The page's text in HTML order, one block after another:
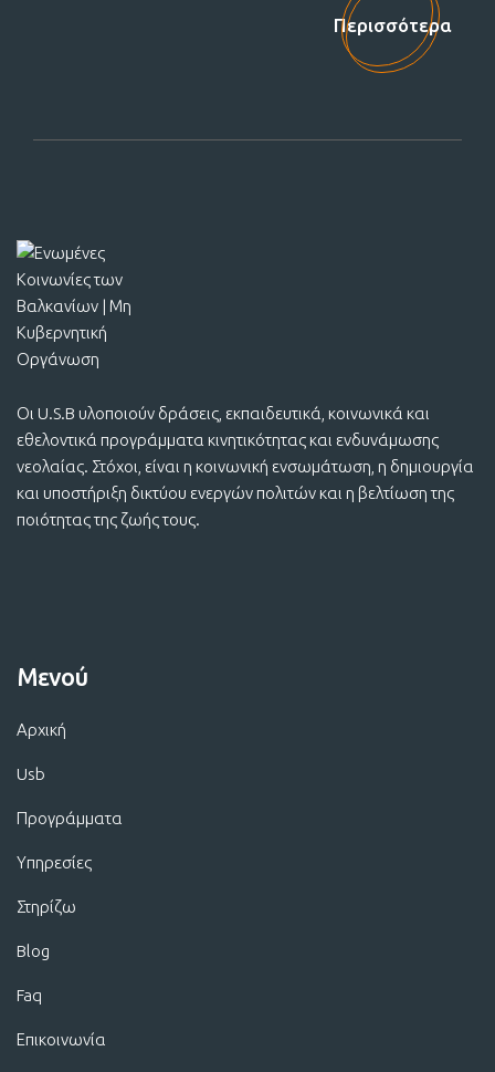
Περισσότερα
Οι U.S.B υλοποιούν δράσεις, εκπαιδευτικά, κοινωνικά και
εθελοντικά προγράμματα κινητικότητας και ενδυνάμωσης
νεολαίας. Στόχοι, είναι η κοινωνική ενσωμάτωση, η δημιουργία
και υποστήριξη δικτύου ενεργών πολιτών και η βελτίωση της
ποιότητας της ζωής τους.
Μενού
Αρχική
Usb
Προγράμματα
Υπηρεσίες
Στηρίζω
Blog
Faq
Επικοινωνία